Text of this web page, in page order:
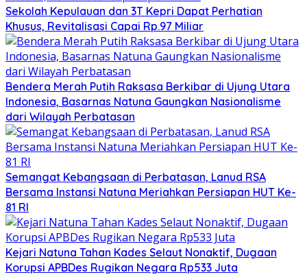
Sekolah Kepulauan dan 3T Kepri Dapat Perhatian
Khusus, Revitalisasi Capai Rp.97 Miliar
Bendera Merah Putih Raksasa Berkibar di Ujung Utara
Indonesia, Basarnas Natuna Gaungkan Nasionalisme
dari Wilayah Perbatasan
Semangat Kebangsaan di Perbatasan, Lanud RSA
Bersama Instansi Natuna Meriahkan Persiapan HUT Ke-
81 RI
Kejari Natuna Tahan Kades Selaut Nonaktif, Dugaan
Korupsi APBDes Rugikan Negara Rp533 Juta